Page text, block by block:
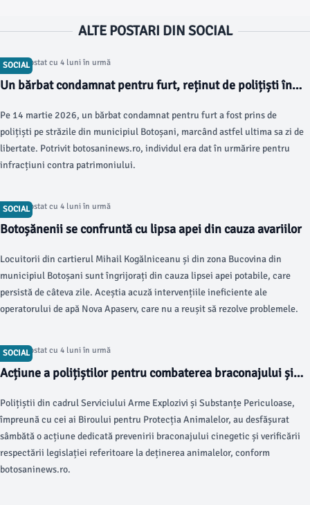
ALTE POSTARI DIN SOCIAL
SOCIAL
Articol postat cu 4 luni în urmă
Un bărbat condamnat pentru furt, reținut de polițiști în
Pe 14 martie 2026, un bărbat condamnat pentru furt a fost prins de
polițiști pe străzile din municipiul Botoșani, marcând astfel ultima sa zi de
libertate. Potrivit botosaninews.ro, individul era dat în urmărire pentru
infracțiuni contra patrimoniului.
SOCIAL
Articol postat cu 4 luni în urmă
Botoșănenii se confruntă cu lipsa apei din cauza avariilor
Locuitorii din cartierul Mihail Kogălniceanu și din zona Bucovina din
municipiul Botoșani sunt îngrijorați din cauza lipsei apei potabile, care
persistă de câteva zile. Aceștia acuză intervențiile ineficiente ale
operatorului de apă Nova Apaserv, care nu a reușit să rezolve problemele.
SOCIAL
Articol postat cu 4 luni în urmă
Acțiune a polițiștilor pentru combaterea braconajului și
Polițiștii din cadrul Serviciului Arme Explozivi și Substanțe Periculoase,
împreună cu cei ai Biroului pentru Protecția Animalelor, au desfășurat
sâmbătă o acțiune dedicată prevenirii braconajului cinegetic și verificării
respectării legislației referitoare la deținerea animalelor, conform
botosaninews.ro.